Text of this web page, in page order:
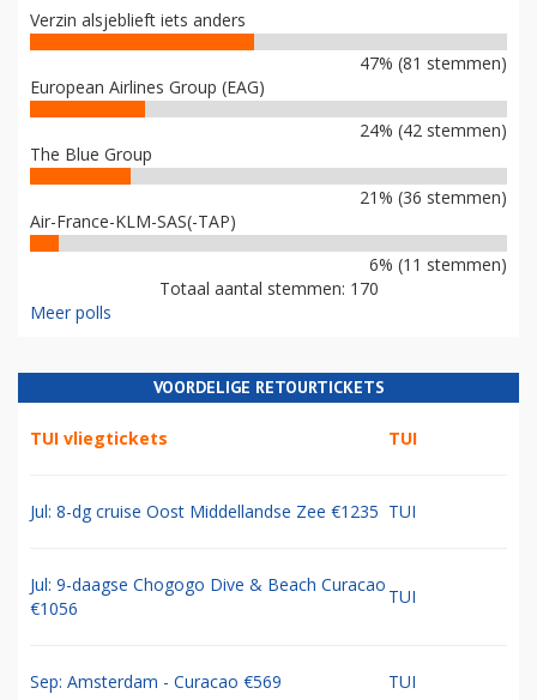
Verzin alsjeblieft iets anders
47% (81 stemmen)
European Airlines Group (EAG)
24% (42 stemmen)
The Blue Group
21% (36 stemmen)
Air-France-KLM-SAS(-TAP)
6% (11 stemmen)
Totaal aantal stemmen: 170
Meer polls
VOORDELIGE RETOURTICKETS
TUI vliegtickets TUI
Jul: 8-dg cruise Oost Middellandse Zee €1235 TUI
Jul: 9-daagse Chogogo Dive & Beach Curacao
€1056
TUI
Sep: Amsterdam - Curacao €569 TUI